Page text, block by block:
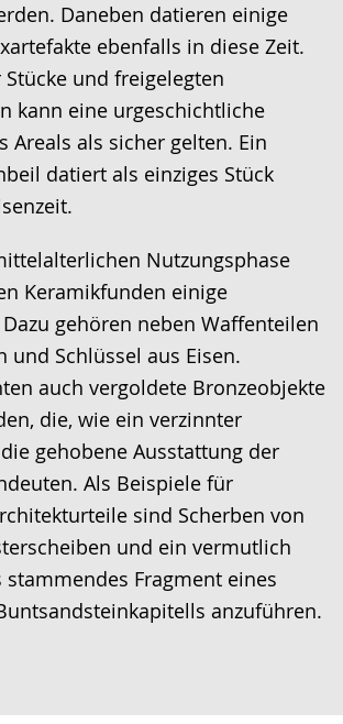
Daneben datieren einige
ebenfalls in diese Zeit.
und freigelegten
kann eine urgeschichtliche
Areals als sicher gelten. Ein
datiert als einziges Stück
Nutzungsphase
Keramikfunden einige
gehören neben Waffenteilen
und Schlüssel aus Eisen.
auch vergoldete Bronzeobjekte
die, wie ein verzinnter
gehobene Ausstattung der
Als Beispiele für
sind Scherben von
und ein vermutlich
stammendes Fragment eines
anzuführen.